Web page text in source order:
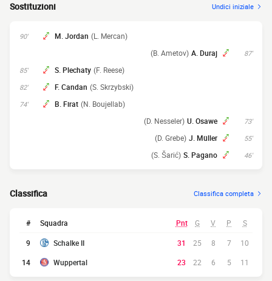
Sostituzioni Undici iniziale
90' M. Jordan (L. Mercan)
87'
A. Duraj
(B. Ametov)
85' S. Plechaty (F. Reese)
82' F. Candan (S. Skrzybski)
74' B. Firat (N. Boujellab)
73'
U. Osawe
(D. Nesseler)
55'
J. Müller
(D. Grebe)
46'
S. Pagano
(S. Šarić)
Classifica Classifica completa
# Squadra Pnt G V P S
9 Schalke II 31 25 8 7
10
14
Wuppertal 23 22 6 5 11